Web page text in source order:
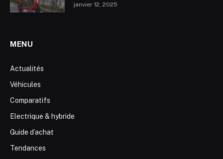
janvier 12, 2025
MENU
Actualités
Véhicules
Comparatifs
Electrique & hybride
Guide d’achat
Tendances